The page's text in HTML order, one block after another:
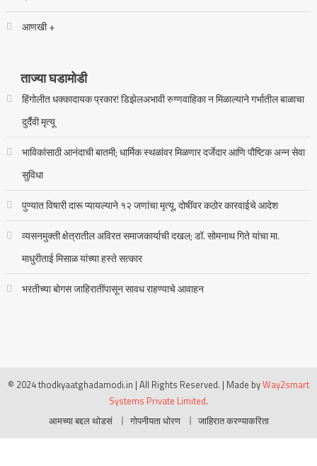
आणखी +
ताज्या घडामोडी
हिंगोलीत धक्कादायक प्रकार! डिझेलअभावी रुग्णवाहिका न मिळाल्याने गर्भातील बाळाचा
दुर्दैवी मृत्यू
भाविकांसाठी आनंदाची बातमी; धार्मिक स्थळांवर मिळणार दर्जेदार आणि पौष्टिक अन्न सेवा
सुविधा
पुण्यात विषारी दारू प्यायल्याने १२ जणांचा मृत्यू, दोषींवर कठोर कारवाईचे आदेश
व्यसनमुक्ती क्षेत्रातील अविरत समाजकार्याची दखल; डॉ. सोमनाथ गिते यांचा मा.
माधुरीताई मिसाळ यांच्या हस्ते सत्कार
भरतीच्या बोगस जाहिरातींपासून सावध राहण्याचे आवाहन
© 2024 thodkyaatghadamodi.in | All Rights Reserved. | Made byWay2smart
Systems Private Limited.
आमच्या बद्दल थोडसं
गोपनीयता धोरण जाहिरात करण्याकरिता